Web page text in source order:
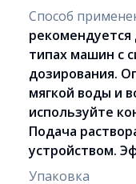
Способ
рекомендуется
типах машин с
дозирования.
мягкой воды и
используйте
Подача
устройством.
Упаковка